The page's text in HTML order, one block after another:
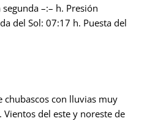
–:– h. Presión
del Sol: 07:17 h. Puesta del
chubascos con lluvias muy
del este y noreste de